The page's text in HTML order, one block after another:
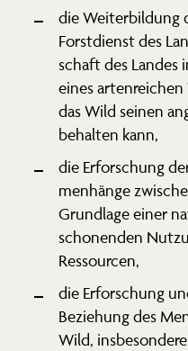
die Weiter­bildung
Forst­dienst des
schaft des Landes
eines
das Wild seinen
behalten kann,
die Erfor­schung
men­hänge
Grundlage einer
schonenden
Ressourcen,
die Erfor­schung
Beziehung des
Wild,